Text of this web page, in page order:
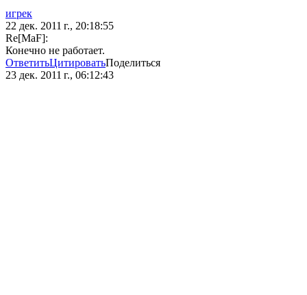
игрек
22 дек. 2011 г., 20:18:55
Re[MaF]:
Конечно не работает.
ОтветитьЦитироватьПоделиться
23 дек. 2011 г., 06:12:43